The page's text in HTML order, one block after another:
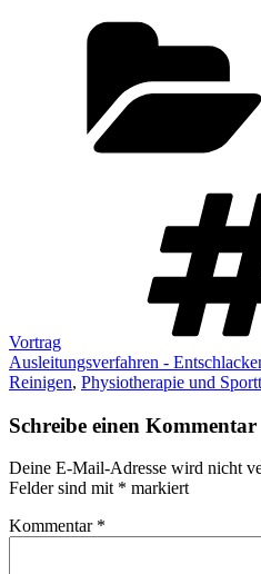
Vortrag
Ausleitungsverfahren -
Reinigen, Physiotherapie und
Schreibe einen Kommentar
Deine E-Mail-Adresse wird nicht
Felder sind mit * markiert
Kommentar *